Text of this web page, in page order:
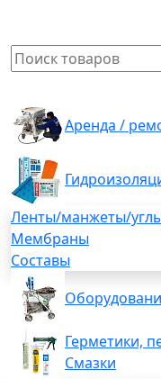
Аренда /
Ленты/манжеты/
Мембраны
Составы
Герметики,
Смазки